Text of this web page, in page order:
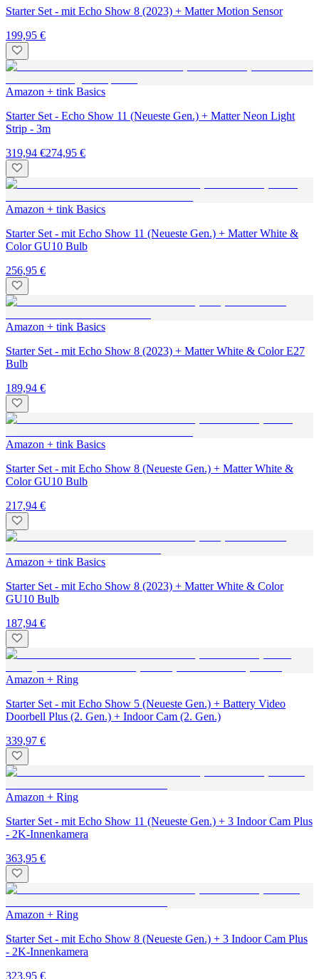
Starter Set - mit Echo Show 8 (2023) + Matter Motion Sensor
199,95 €
Amazon + tink Basics
Starter Set - Echo Show 11 (Neueste Gen.) + Matter Neon Light
Strip - 3m
319,94 €274,95 €
Amazon + tink Basics
Starter Set - mit Echo Show 11 (Neueste Gen.) + Matter White &
Color GU10 Bulb
256,95 €
Amazon + tink Basics
Starter Set - mit Echo Show 8 (2023) + Matter White & Color E27
Bulb
189,94 €
Amazon + tink Basics
Starter Set - mit Echo Show 8 (Neueste Gen.) + Matter White &
Color GU10 Bulb
217,94 €
Amazon + tink Basics
Starter Set - mit Echo Show 8 (2023) + Matter White & Color
GU10 Bulb
187,94 €
Amazon + Ring
Starter Set - mit Echo Show 5 (Neueste Gen.) + Battery Video
Doorbell Plus (2. Gen.) + Indoor Cam (2. Gen.)
339,97 €
Amazon + Ring
Starter Set - mit Echo Show 11 (Neueste Gen.) + 3 Indoor Cam Plus
- 2K-Innenkamera
363,95 €
Amazon + Ring
Starter Set - mit Echo Show 8 (Neueste Gen.) + 3 Indoor Cam Plus
- 2K-Innenkamera
323,95 €